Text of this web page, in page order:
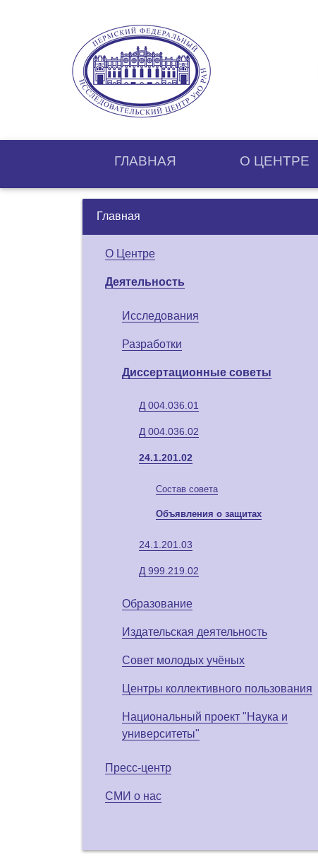
ГЛАВНАЯ О ЦЕНТРE
Главная
О Центре
Деятельность
Исследования
Разработки
Диссертационные советы
Д 004.036.01
Д 004.036.02
24.1.201.02
Состав совета
Объявления о защитах
24.1.201.03
Д 999.219.02
Образование
Издательская деятельность
Совет молодых учёных
Центры коллективного пользования
Национальный проект "Наука и
университеты"
Пресс-центр
СМИ о нас